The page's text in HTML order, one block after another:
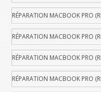
RÉPARATION MACBOOK PRO
RÉPARATION MACBOOK PRO
RÉPARATION MACBOOK PRO
RÉPARATION MACBOOK PRO